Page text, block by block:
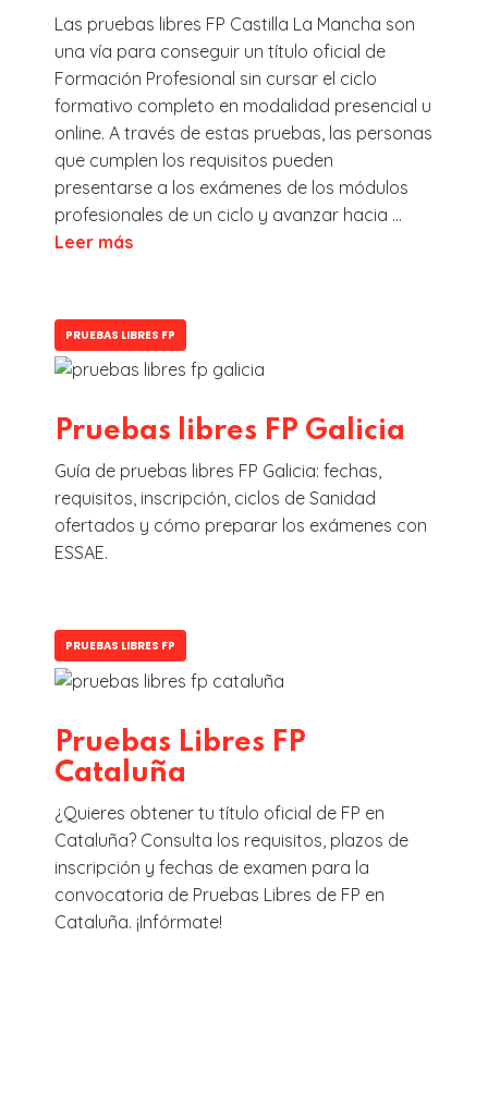
Las pruebas libres FP Castilla La Mancha son
una vía para conseguir un título oficial de
Formación Profesional sin cursar el ciclo
formativo completo en modalidad presencial u
online. A través de estas pruebas, las personas
que cumplen los requisitos pueden
presentarse a los exámenes de los módulos
profesionales de un ciclo y avanzar hacia ...
Leer más
PRUEBAS LIBRES FP
Pruebas libres FP Galicia
Guía de pruebas libres FP Galicia: fechas,
requisitos, inscripción, ciclos de Sanidad
ofertados y cómo preparar los exámenes con
ESSAE.
PRUEBAS LIBRES FP
Pruebas Libres FP
Cataluña
¿Quieres obtener tu título oficial de FP en
Cataluña? Consulta los requisitos, plazos de
inscripción y fechas de examen para la
convocatoria de Pruebas Libres de FP en
Cataluña. ¡Infórmate!